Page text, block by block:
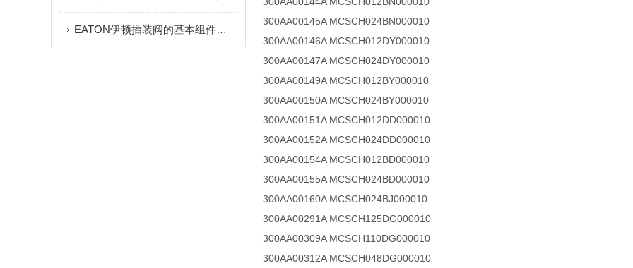
EATON伊顿插装阀的基本组件都有哪些？这篇文章告诉你
300AA00145A MCSCH024BN000010
300AA00146A MCSCH012DY000010
300AA00147A MCSCH024DY000010
300AA00149A MCSCH012BY000010
300AA00150A MCSCH024BY000010
300AA00151A MCSCH012DD000010
300AA00152A MCSCH024DD000010
300AA00154A MCSCH012BD000010
300AA00155A MCSCH024BD000010
300AA00160A MCSCH024BJ000010
300AA00291A MCSCH125DG000010
300AA00309A MCSCH110DG000010
300AA00312A MCSCH048DG000010